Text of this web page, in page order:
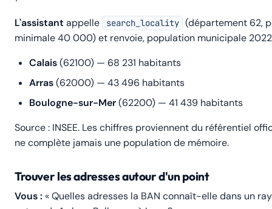
L'assistant appelle search_locality (département 62,
minimale 40 000) et renvoie, population municipale
Calais(62100) — 68 231 habitants
Arras(62000) — 43 496 habitants
Boulogne-sur-Mer(62200) — 41 439 habitants
Source : INSEE. Les chiffres proviennent du référentiel
ne complète jamais une population de mémoire.
Trouver les adresses autour d'un point
Vous : « Quelles adresses la BAN connaît-elle dans un